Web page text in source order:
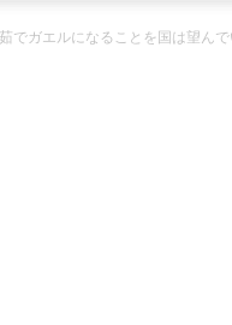
でガエルになることを国は望ん